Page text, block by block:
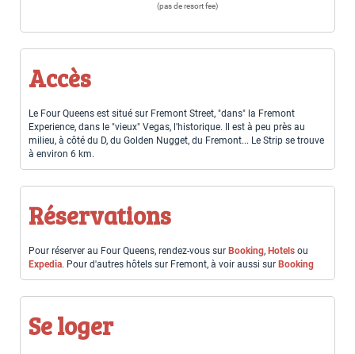
(pas de resort fee)
Accès
Le Four Queens est situé sur Fremont Street, "dans" la Fremont
Experience, dans le "vieux" Vegas, l'historique. Il est à peu près au
milieu, à côté du D, du Golden Nugget, du Fremont... Le Strip se trouve
à environ 6 km.
Réservations
Pour réserver au Four Queens, rendez-vous sur Booking, Hotels ou
Expedia. Pour d'autres hôtels sur Fremont, à voir aussi sur Booking
Se loger